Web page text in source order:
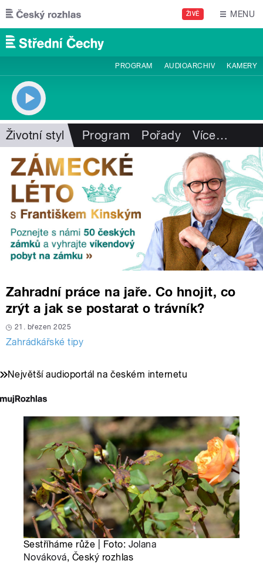
Přejít k hlavnímu obsahu
ŽIVĚ MENU
PROGRAM AUDIOARCHIV KAMERY
Životní styl Program Pořady Více…
Zahradní práce na jaře. Co hnojit, co
zrýt a jak se postarat o trávník?
21. březen 2025
Zahrádkářské tipy
Největší audioportál na českém internetu
Sestříháme růže | Foto: Jolana
Nováková, Český rozhlas